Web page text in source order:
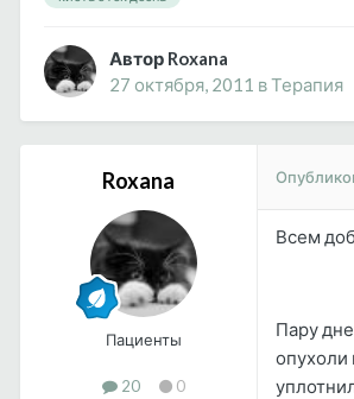
Автор Roxana
27 октября, 2011 вТерапия
Roxana
Пациенты
20 0
Всем
Пару
опухоли